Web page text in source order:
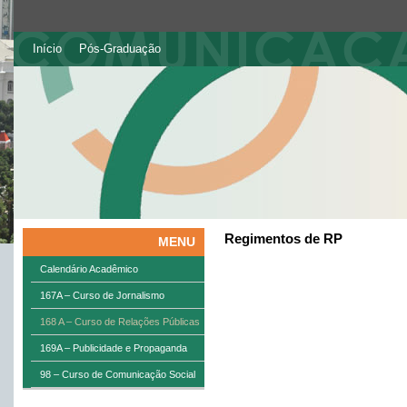
Início Pós-Graduação
MENU
Calendário Acadêmico
167A – Curso de Jornalismo
168 A – Curso de Relações Públicas
169A – Publicidade e Propaganda
98 – Curso de Comunicação Social
Regimentos de RP